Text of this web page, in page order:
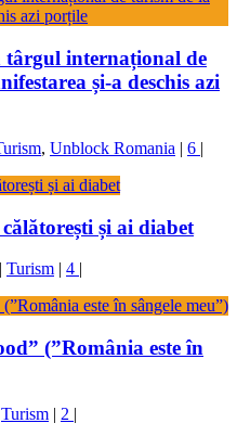
târgul internațional de
și-a deschis azi
, Unblock Romania | 6 |
și ai diabet
| Turism | 4 |
(”România este în
Turism | 2 |